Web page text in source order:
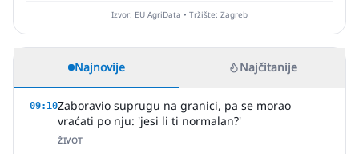
Izvor: EU AgriData • Tržište: Zagreb
Najnovije Najčitanije
09:10Zaboravio suprugu na granici, pa se morao
vraćati po nju: 'jesi li ti normalan?'
ŽIVOT